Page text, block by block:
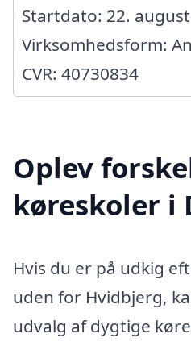
Startdato: 22.
Virksomhedsform:
CVR: 40730834
Oplev
køreskoler i
Hvis du er på udkig
uden for Hvidbjerg,
udvalg af dygtige